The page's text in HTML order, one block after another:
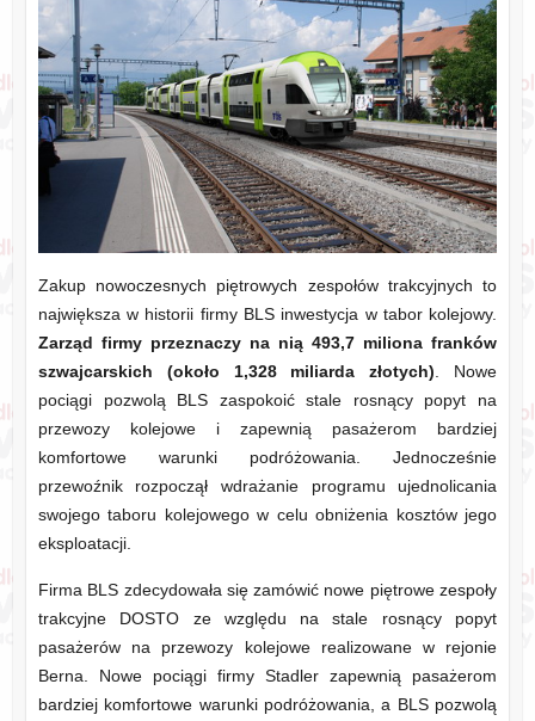
Zakup nowoczesnych piętrowych zespołów trakcyjnych to
największa w historii firmy BLS inwestycja w tabor kolejowy.
Zarząd firmy przeznaczy na nią 493,7 miliona franków
szwajcarskich (około 1,328 miliarda złotych) . Nowe
pociągi pozwolą BLS zaspokoić stale rosnący popyt na
przewozy kolejowe i zapewnią pasażerom bardziej
komfortowe warunki podróżowania. Jednocześnie
przewoźnik rozpoczął wdrażanie programu ujednolicania
swojego taboru kolejowego w celu obniżenia kosztów jego
eksploatacji.
Firma BLS zdecydowała się zamówić nowe piętrowe zespoły
trakcyjne DOSTO ze względu na stale rosnący popyt
pasażerów na przewozy kolejowe realizowane w rejonie
Berna. Nowe pociągi firmy Stadler zapewnią pasażerom
bardziej komfortowe warunki podróżowania, a BLS pozwolą